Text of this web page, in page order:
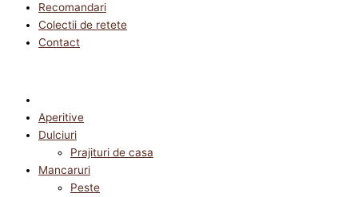
Recomandari
Colectii de retete
Contact
Aperitive
Dulciuri
Prajituri de casa
Mancaruri
Peste